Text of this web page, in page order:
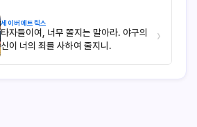
세이버메트릭스
타자들이여, 너무 쫄지는 말아라. 야구의
신이 너의 죄를 사하여 줄지니.
›